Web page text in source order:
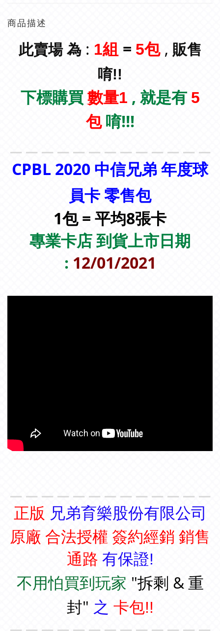
商品描述
此賣場 為: 1組 = 5包 , 販售
唷!!
下標購買 數量1 , 就是有 5
包唷!!!
CPBL 2020 中信兄弟年度球
員卡 零售包
1包 = 平均8張卡
專業卡店 到貨上市日期
: 12/01/2021
正版 兄弟育樂股份有限公司
原廠 合法授權 簽約經銷 銷售
通路 有保證!
不用怕買到玩家 "拆剩 & 重
封" 之 卡包!!